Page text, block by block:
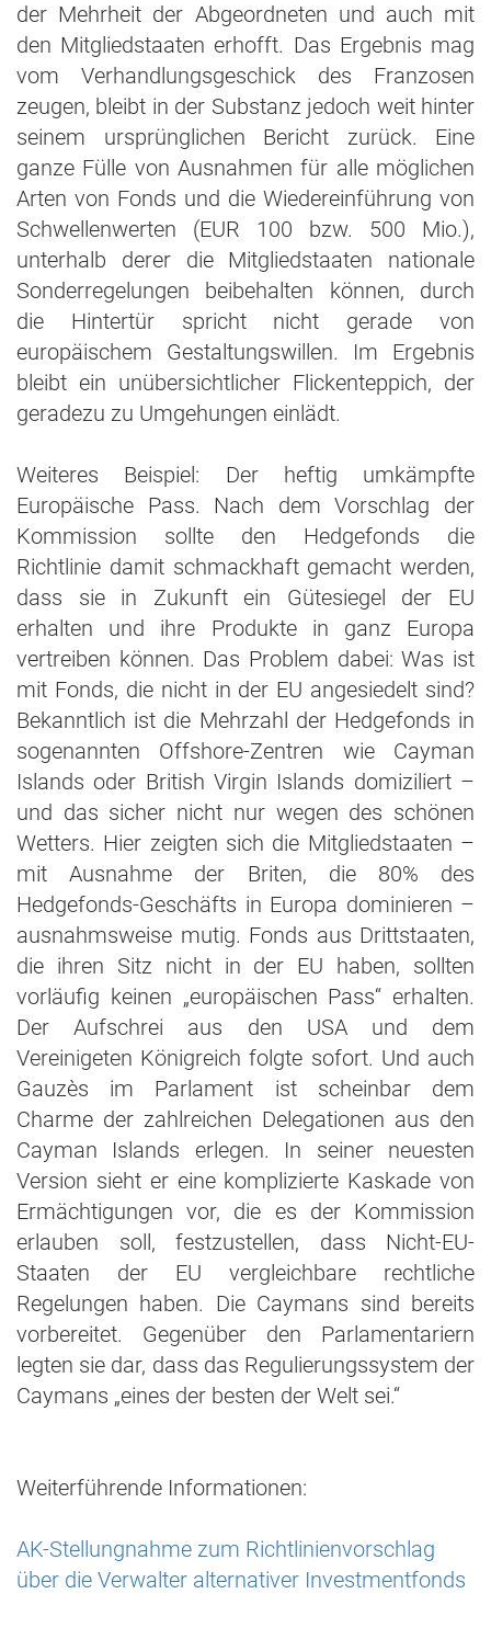
der Mehrheit der Abgeordneten und auch mit
den Mitgliedstaaten erhofft. Das Ergebnis mag
vom Verhandlungsgeschick des Franzosen
zeugen, bleibt in der Substanz jedoch weit hinter
seinem ursprünglichen Bericht zurück. Eine
ganze Fülle von Ausnahmen für alle möglichen
Arten von Fonds und die Wiedereinführung von
Schwellenwerten (EUR 100 bzw. 500 Mio.),
unterhalb derer die Mitgliedstaaten nationale
Sonderregelungen beibehalten können, durch
die Hintertür spricht nicht gerade von
europäischem Gestaltungswillen. Im Ergebnis
bleibt ein unübersichtlicher Flickenteppich, der
geradezu zu Umgehungen einlädt.
Weiteres Beispiel: Der heftig umkämpfte
Europäische Pass. Nach dem Vorschlag der
Kommission sollte den Hedgefonds die
Richtlinie damit schmackhaft gemacht werden,
dass sie in Zukunft ein Gütesiegel der EU
erhalten und ihre Produkte in ganz Europa
vertreiben können. Das Problem dabei: Was ist
mit Fonds, die nicht in der EU angesiedelt sind?
Bekanntlich ist die Mehrzahl der Hedgefonds in
sogenannten Offshore-Zentren wie Cayman
Islands oder British Virgin Islands domiziliert –
und das sicher nicht nur wegen des schönen
Wetters. Hier zeigten sich die Mitgliedstaaten –
mit Ausnahme der Briten, die 80% des
Hedgefonds-Geschäfts in Europa dominieren –
ausnahmsweise mutig. Fonds aus Drittstaaten,
die ihren Sitz nicht in der EU haben, sollten
vorläufig keinen „europäischen Pass“ erhalten.
Der Aufschrei aus den USA und dem
Vereinigeten Königreich folgte sofort. Und auch
Gauzès im Parlament ist scheinbar dem
Charme der zahlreichen Delegationen aus den
Cayman Islands erlegen. In seiner neuesten
Version sieht er eine komplizierte Kaskade von
Ermächtigungen vor, die es der Kommission
erlauben soll, festzustellen, dass Nicht-EU-
Staaten der EU vergleichbare rechtliche
Regelungen haben. Die Caymans sind bereits
vorbereitet. Gegenüber den Parlamentariern
legten sie dar, dass das Regulierungssystem der
Caymans „eines der besten der Welt sei.“
Weiterführende Informationen:
AK-Stellungnahme zum Richtlinienvorschlag
über die Verwalter alternativer Investmentfonds